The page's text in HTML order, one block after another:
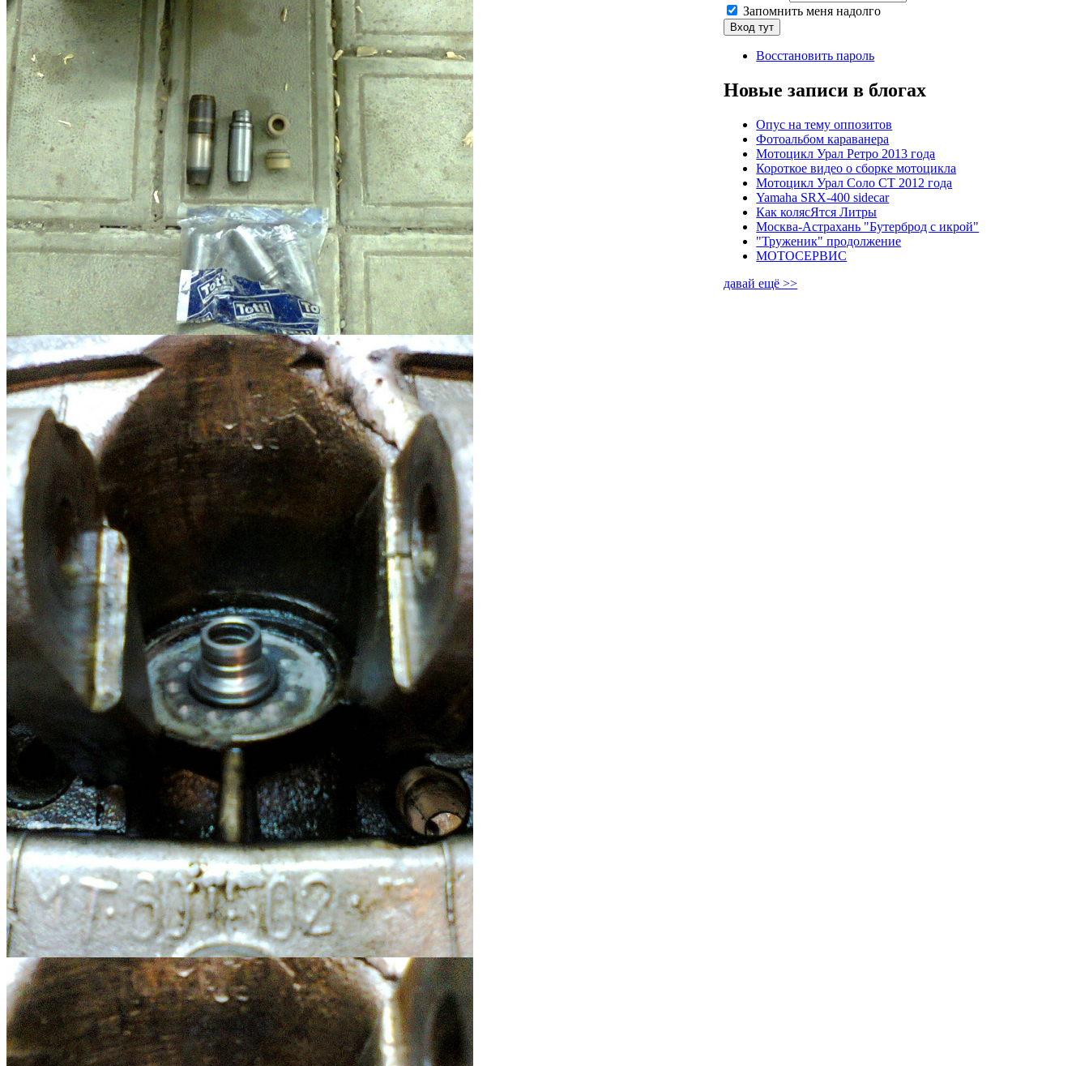
Запомнить меня надолго
Восстановить пароль
Новые записи в блогах
Опус на тему оппозитов
Фотоальбом караванера
Мотоцикл Урал Ретро 2013 года
Короткое видео о сборке мотоцикла
Мотоцикл Урал Соло СТ 2012 года
Yamaha SRX-400 sidecar
Как колясЯтся Литры
Москва-Астрахань "Бутерброд с икрой"
"Труженик" продолжение
МОТОСЕРВИС
давай ещё >>